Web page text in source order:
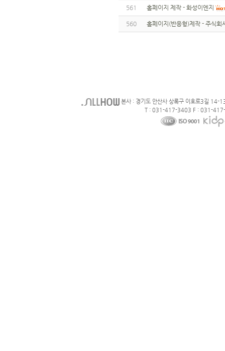
561 홈페이지 제작 - 화성이엔지
560 홈페이지(반응형)제작 - 주식회
본사 : 경기도 안산사 상록구 이호로3길 14-
T : 031-417-3403 F : 031-